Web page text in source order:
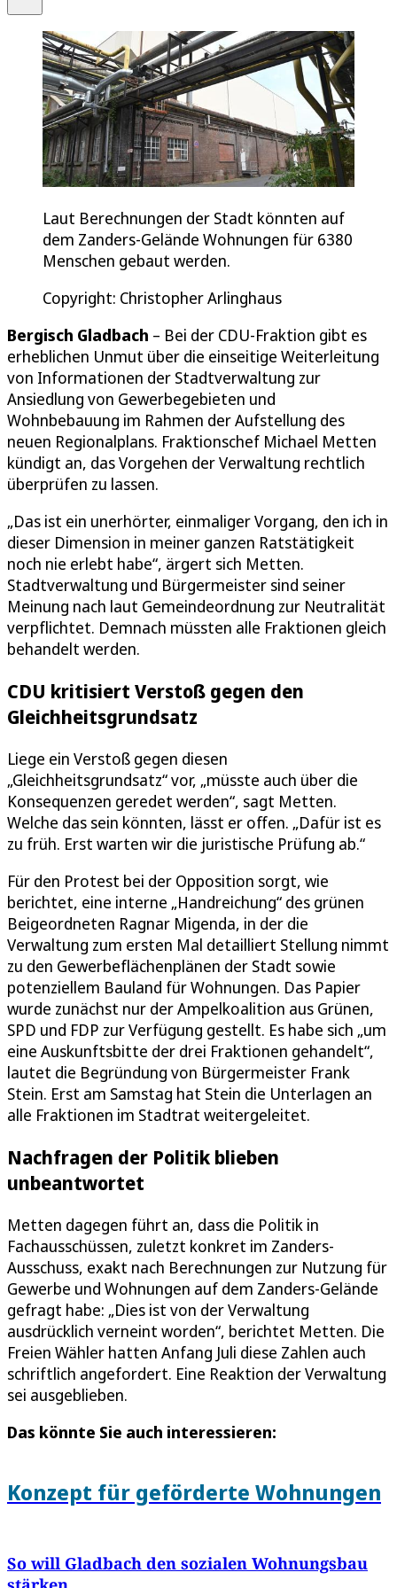
Laut Berechnungen der Stadt könnten auf
dem Zanders-Gelände Wohnungen für 6380
Menschen gebaut werden.
Copyright: Christopher Arlinghaus
Bergisch Gladbach – Bei der CDU-Fraktion gibt es
erheblichen Unmut über die einseitige Weiterleitung
von Informationen der Stadtverwaltung zur
Ansiedlung von Gewerbegebieten und
Wohnbebauung im Rahmen der Aufstellung des
neuen Regionalplans. Fraktionschef Michael Metten
kündigt an, das Vorgehen der Verwaltung rechtlich
überprüfen zu lassen.
„Das ist ein unerhörter, einmaliger Vorgang, den ich in
dieser Dimension in meiner ganzen Ratstätigkeit
noch nie erlebt habe“, ärgert sich Metten.
Stadtverwaltung und Bürgermeister sind seiner
Meinung nach laut Gemeindeordnung zur Neutralität
verpflichtet. Demnach müssten alle Fraktionen gleich
behandelt werden.
CDU kritisiert Verstoß gegen den
Gleichheitsgrundsatz
Liege ein Verstoß gegen diesen
„Gleichheitsgrundsatz“ vor, „müsste auch über die
Konsequenzen geredet werden“, sagt Metten.
Welche das sein könnten, lässt er offen. „Dafür ist es
zu früh. Erst warten wir die juristische Prüfung ab.“
Für den Protest bei der Opposition sorgt, wie
berichtet, eine interne „Handreichung“ des grünen
Beigeordneten Ragnar Migenda, in der die
Verwaltung zum ersten Mal detailliert Stellung nimmt
zu den Gewerbeflächenplänen der Stadt sowie
potenziellem Bauland für Wohnungen. Das Papier
wurde zunächst nur der Ampelkoalition aus Grünen,
SPD und FDP zur Verfügung gestellt. Es habe sich „um
eine Auskunftsbitte der drei Fraktionen gehandelt“,
lautet die Begründung von Bürgermeister Frank
Stein. Erst am Samstag hat Stein die Unterlagen an
alle Fraktionen im Stadtrat weitergeleitet.
Nachfragen der Politik blieben
unbeantwortet
Metten dagegen führt an, dass die Politik in
Fachausschüssen, zuletzt konkret im Zanders-
Ausschuss, exakt nach Berechnungen zur Nutzung für
Gewerbe und Wohnungen auf dem Zanders-Gelände
gefragt habe: „Dies ist von der Verwaltung
ausdrücklich verneint worden“, berichtet Metten. Die
Freien Wähler hatten Anfang Juli diese Zahlen auch
schriftlich angefordert. Eine Reaktion der Verwaltung
sei ausgeblieben.
Das könnte Sie auch interessieren:
Konzept für geförderte Wohnungen
So will Gladbach den sozialen Wohnungsbau